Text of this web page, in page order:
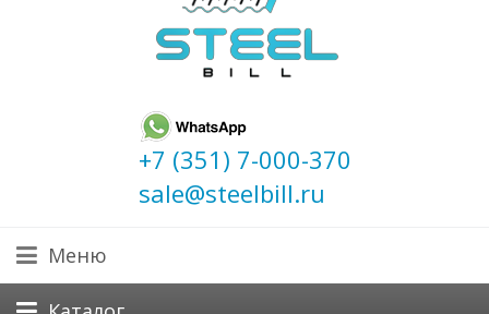
+7 (351) 7-000-370
sale@steelbill.ru
Меню